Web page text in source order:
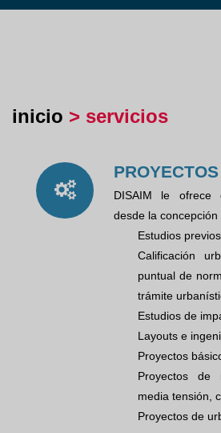
inicio > servicios
PROYECTOS
DISAIM le ofrece
desde la concepción
Estudios
Calificación
puntual de
trámite
Estudios de
Layouts e
Proyectos
Proyectos de
media tensión,
Proyectos de